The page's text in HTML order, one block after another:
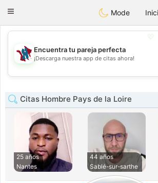
JTaimerais
Toggle
Mode
💖
💕
Encuentra tu pareja perfecta
¡Descarga nuestra app de citas ahora!
Citas Hombre Pays de la Loire
25 años
Nantes
44 años
Sablé-sur-sarthe